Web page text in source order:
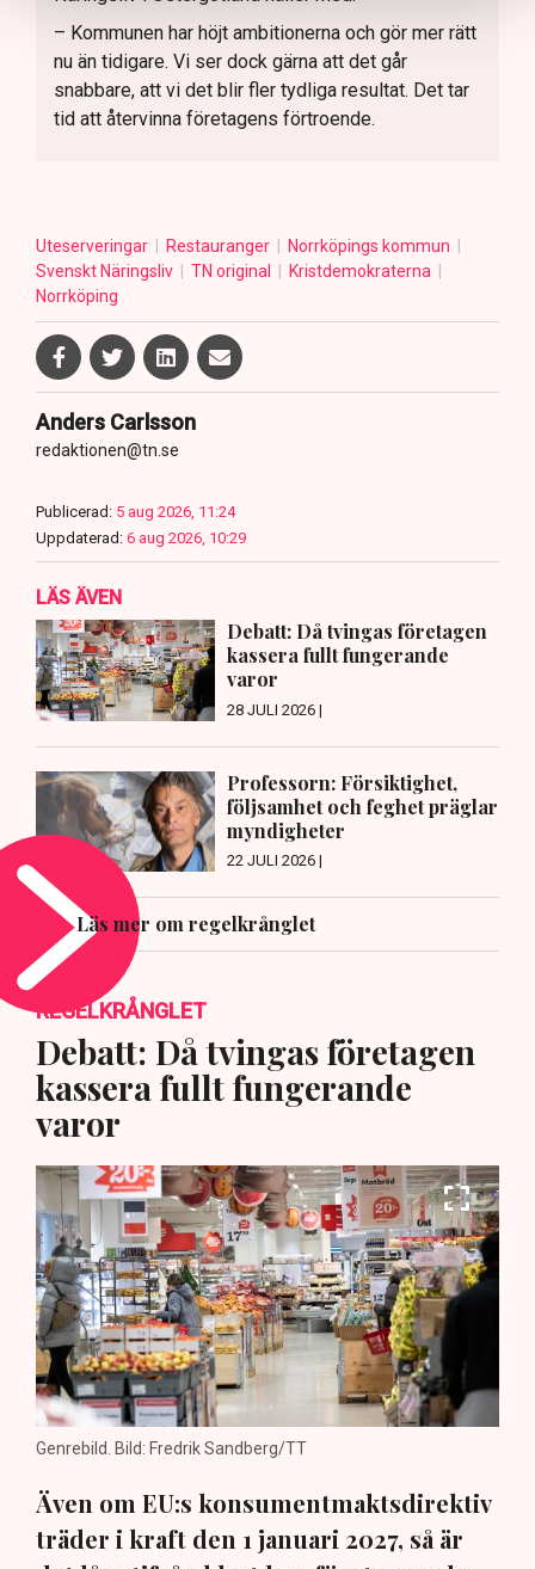
– Kommunen har höjt ambitionerna och gör mer rätt
nu än tidigare. Vi ser dock gärna att det går
snabbare, att vi det blir fler tydliga resultat. Det tar
tid att återvinna företagens förtroende.
Uteserveringar Restauranger
Norrköpings kommun
Svenskt Näringsliv
TN original
Kristdemokraterna
Norrköping
Anders Carlsson
redaktionen@tn.se
Publicerad: 5 aug 2026, 11:24
Uppdaterad: 6 aug 2026, 10:29
LÄS ÄVEN
Debatt: Då tvingas företagen
kassera fullt fungerande
varor
28 JULI 2026 |
Professorn: Försiktighet,
följsamhet och feghet präglar
myndigheter
22 JULI 2026 |
Läs mer om regelkrånglet
REGELKRÅNGLET
Debatt: Då tvingas företagen
kassera fullt fungerande
varor
Genrebild. Bild: Fredrik Sandberg/TT
Även om EU:s konsumentmaktsdirektiv
träder i kraft den 1 januari 2027, så är